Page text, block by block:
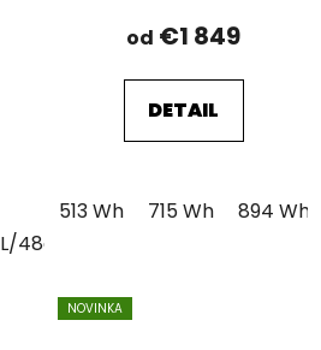
L/48cm
od €1 849
DETAIL
513 Wh 715 Wh 894 Wh
NOVINKA